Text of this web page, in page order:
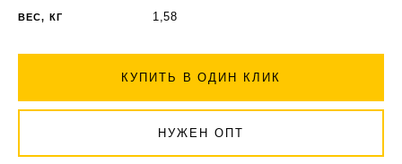
ВЕС, КГ 1,58
КУПИТЬ В ОДИН КЛИК
НУЖЕН ОПТ